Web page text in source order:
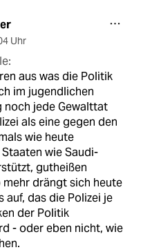
Uhr
aus was die Politik
im jugendlichen
noch jede Gewalttat
als eine gegen den
wie heute
wie Saudi-
gutheißen
mehr drängt sich heute
auf, das die Polizei je
der Politik
- oder eben nicht, wie